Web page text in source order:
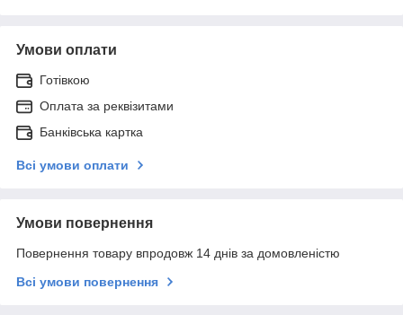
Умови оплати
Готівкою
Оплата за реквізитами
Банківська картка
Всі умови оплати
Умови повернення
Повернення товару впродовж 14 днів за домовленістю
Всі умови повернення